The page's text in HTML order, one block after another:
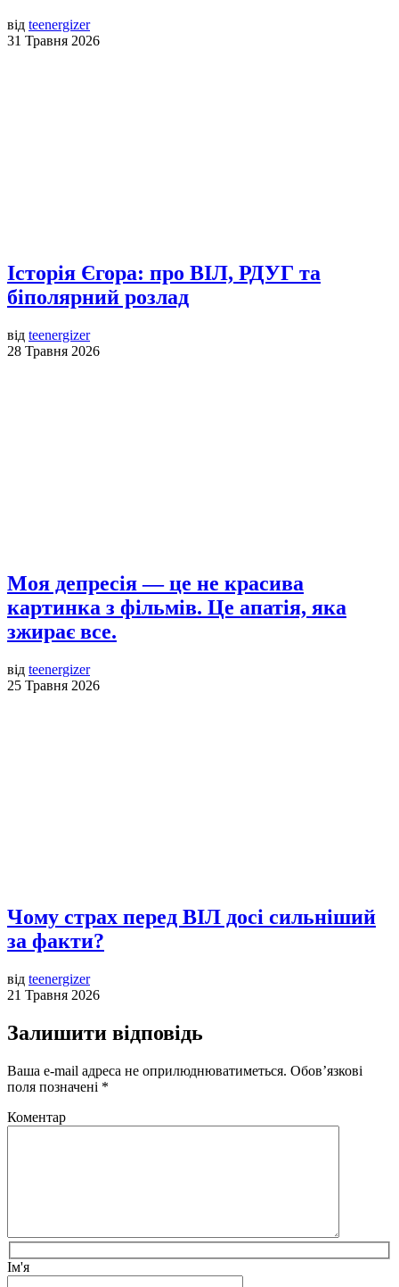
від teenergizer
31 Травня 2026
Історія Єгора: про ВІЛ, РДУГ та
біполярний розлад
від teenergizer
28 Травня 2026
Моя депресія — це не красива
картинка з фільмів. Це апатія, яка
зжирає все.
від teenergizer
25 Травня 2026
Чому страх перед ВІЛ досі сильніший
за факти?
від teenergizer
21 Травня 2026
Залишити відповідь
Ваша e-mail адреса не оприлюднюватиметься. Обов’язкові
поля позначені *
Коментар
Ім'я